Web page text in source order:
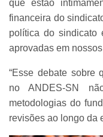
que estão
financeira do
política do sindicato
aprovadas em
“Esse debate sobre
no ANDES-SN
metodologias do
revisões ao longo da